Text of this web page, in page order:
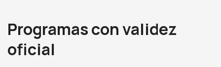
Programas con validez
oficial